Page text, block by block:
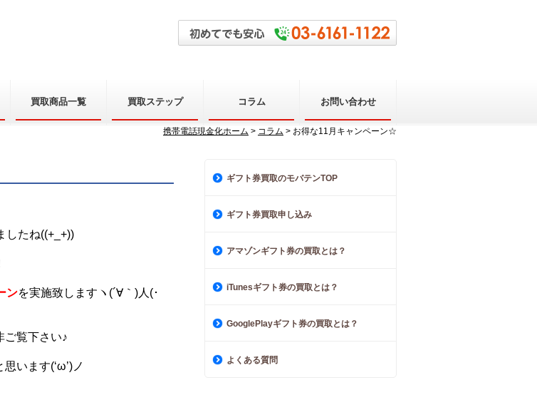
買取商品一覧 買取ステップ コラム お問い合わせ
携帯電話現金化ホーム > コラム > お得な11月キャンペーン☆
したね((+_+))
ンを実施致しますヽ(´∀｀)人(･
ご覧下さい♪
います(‘ω’)ノ
ギフト券買取のモバテンTOP
ギフト券買取申し込み
アマゾンギフト券の買取とは？
iTunesギフト券の買取とは？
GooglePlayギフト券の買取とは？
よくある質問